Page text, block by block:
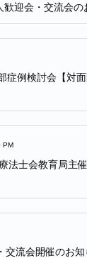
迎会・交流会の
症例検討会【対
PM
法士会教育局主
交流会開催のお知